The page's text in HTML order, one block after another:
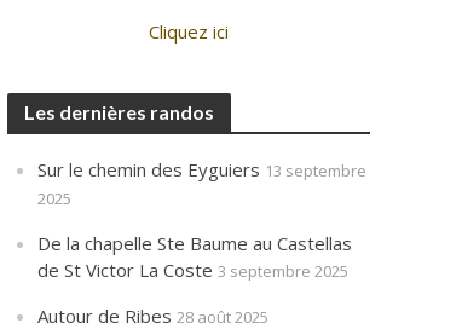
Cliquez ici
Les dernières randos
Sur le chemin des Eyguiers 13 septembre
2025
De la chapelle Ste Baume au Castellas
de St Victor La Coste 3 septembre 2025
Autour de Ribes 28 août 2025